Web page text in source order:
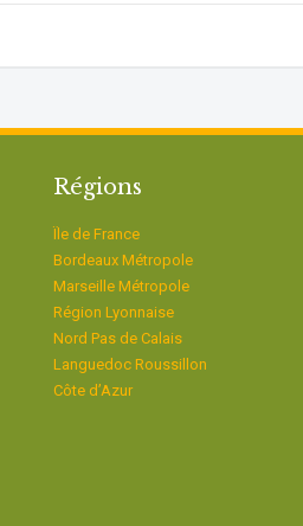
Régions
Ïle de France
Bordeaux Métropole
Marseille Métropole
Région Lyonnaise
Nord Pas de Calais
Languedoc Roussillon
Côte d’Azur